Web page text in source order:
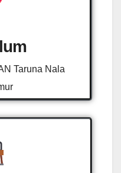
Taruna Nala